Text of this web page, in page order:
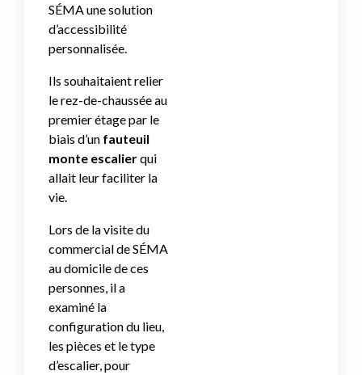
SÉMA une solution
d’accessibilité
personnalisée.
Ils souhaitaient relier
le rez-de-chaussée au
premier étage par le
biais d’un fauteuil
monte escalierqui
allait leur faciliter la
vie.
Lors de la visite du
commercial de SÉMA
au domicile de ces
personnes, il a
examiné la
configuration du lieu,
les pièces et le type
d’escalier, pour